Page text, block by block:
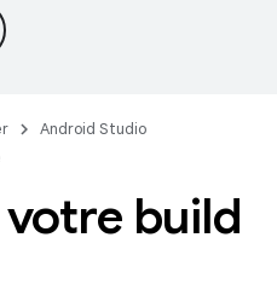
Android Studio
build